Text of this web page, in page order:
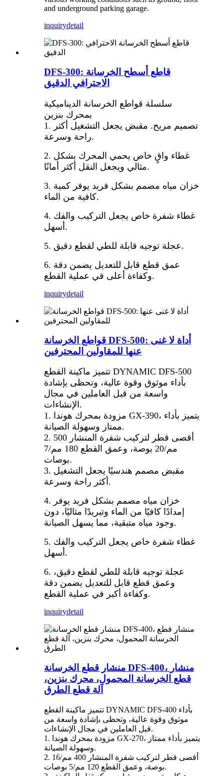
and underground parking garage.
inquirydetail
DFS-300: قاطع أسطح الخرسانة
الاحترافي الدقيق
سلسلة قواطع الخرسانة الديناميكية
بمحرك بنزين
1. تصميم مريح. مقبض يجعل التشغيل أكثر
راحة وسرعة.
2. غطاء واقٍ خاص يحمي المحرك بشكل
مثالي ويجعل النقل أكثر أمانًا.
3. خزان مياه مصمم بشكل فريد يوفر كمية
كافية من الماء.
4. غطاء شفرة خاص يجعل التركيب والفك
أسهل.
5. عجلة توجيه قابلة للطي لقطع دقيق.
6. عمق قطع قابل للتعديل يضمن دقة
وكفاءة أعلى في عملية القطع.
inquirydetail
قواطع الخرسانة DFS-500: أداة لا غنى
عنها للمقاولين المحترفين
تتميز ماكينة القطع DYNAMIC DFS-500
بأداء موثوق وقوة عالية، وتحظى بإشادة
واسعة من قبل العاملين في مجال
الإنشاءات.
1. مزودة بمحرك هوندا GX-390، يتميز بأداء
ممتاز وسهولة الصيانة.
2. أقصى قطر لتركيب شفرة المنشار 500
مم/20 بوصة، وعمق القطع 180 مم/7
بوصات.
3. مقبض مصمم هندسيًا يجعل التشغيل
أكثر راحة وسرعة.
4. خزان مياه مصمم بشكل فريد يوفر
إمدادًا كافيًا من الماء وتبريدًا مثاليًا، دون
وجود مياه متبقية، مما يسهل الصيانة.
5. غطاء شفرة خاص يجعل التركيب والفك
أسهل.
6. عجلة توجيه قابلة للطي لقطع دقيق،
وعمق قطع قابل للتعديل يضمن دقة
وكفاءة أكبر في عملية القطع.
inquirydetail
منشار قطع الخرسانة DFS-400، منشار
قطع الخرسانة المحمول، محرك بنزين،
آلة قطع الطرق
تتميز ماكينة القطع DYNAMIC DFS-400 بأداء
موثوق وقوة عالية، وتحظى بإشادة واسعة من
قبل العاملين في مجال الإنشاءات.
1. مزودة بمحرك هوندا GX-270، يتميز بأداء ممتاز
وسهولة الصيانة.
2. أقصى قطر لتركيب شفرة المنشار 400 مم/16
بوصة، وعمق القطع 120 مم/5 بوصات.